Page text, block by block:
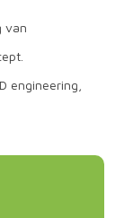
van
engineering,